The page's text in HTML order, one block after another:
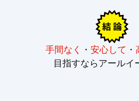
手間なく ・ 安心して ・
目指すならアールイ